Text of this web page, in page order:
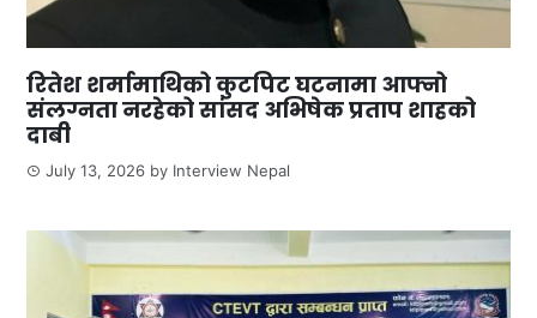
रितेश शर्मामाथिको कुटपिट घटनामा आफ्नो
संलग्नता नरहेको सांसद अभिषेक प्रताप शाहको
दाबी
July 13, 2026 by Interview Nepal